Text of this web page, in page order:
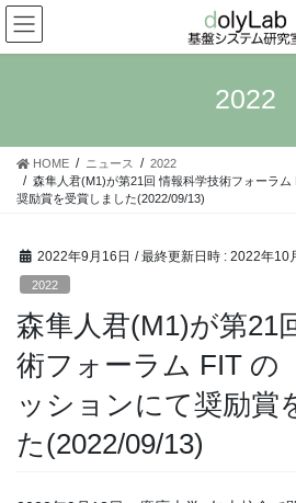
コ
ン
テ
ス
ナ
ビ
ゲ
ン
2022
HOME ニュース
2022
森隼人君(M1)が第21回 情報科学技術フォーラ
奨励賞を受賞しました(2022/09/13)
2022年9月16日 / 最終更新日時 : 2022年10
2022
森隼人君(M1)が第21
術フォーラム FIT の
ッションにて奨励賞
た(2022/09/13)